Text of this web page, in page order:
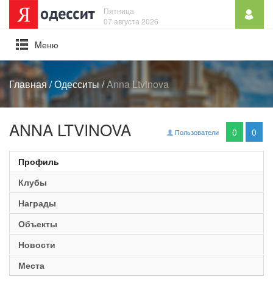
Пятница
07 августа 2026
Mеню
Главная/Одесситы/Anna Ltvinova
Пользователи 0 0
ANNA LTVINOVA
Профиль
Клубы
Награды
Объекты
Новости
Места